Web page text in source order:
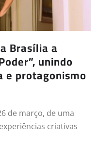
Brasília a
unindo
protagonismo
de março, de uma
criativas